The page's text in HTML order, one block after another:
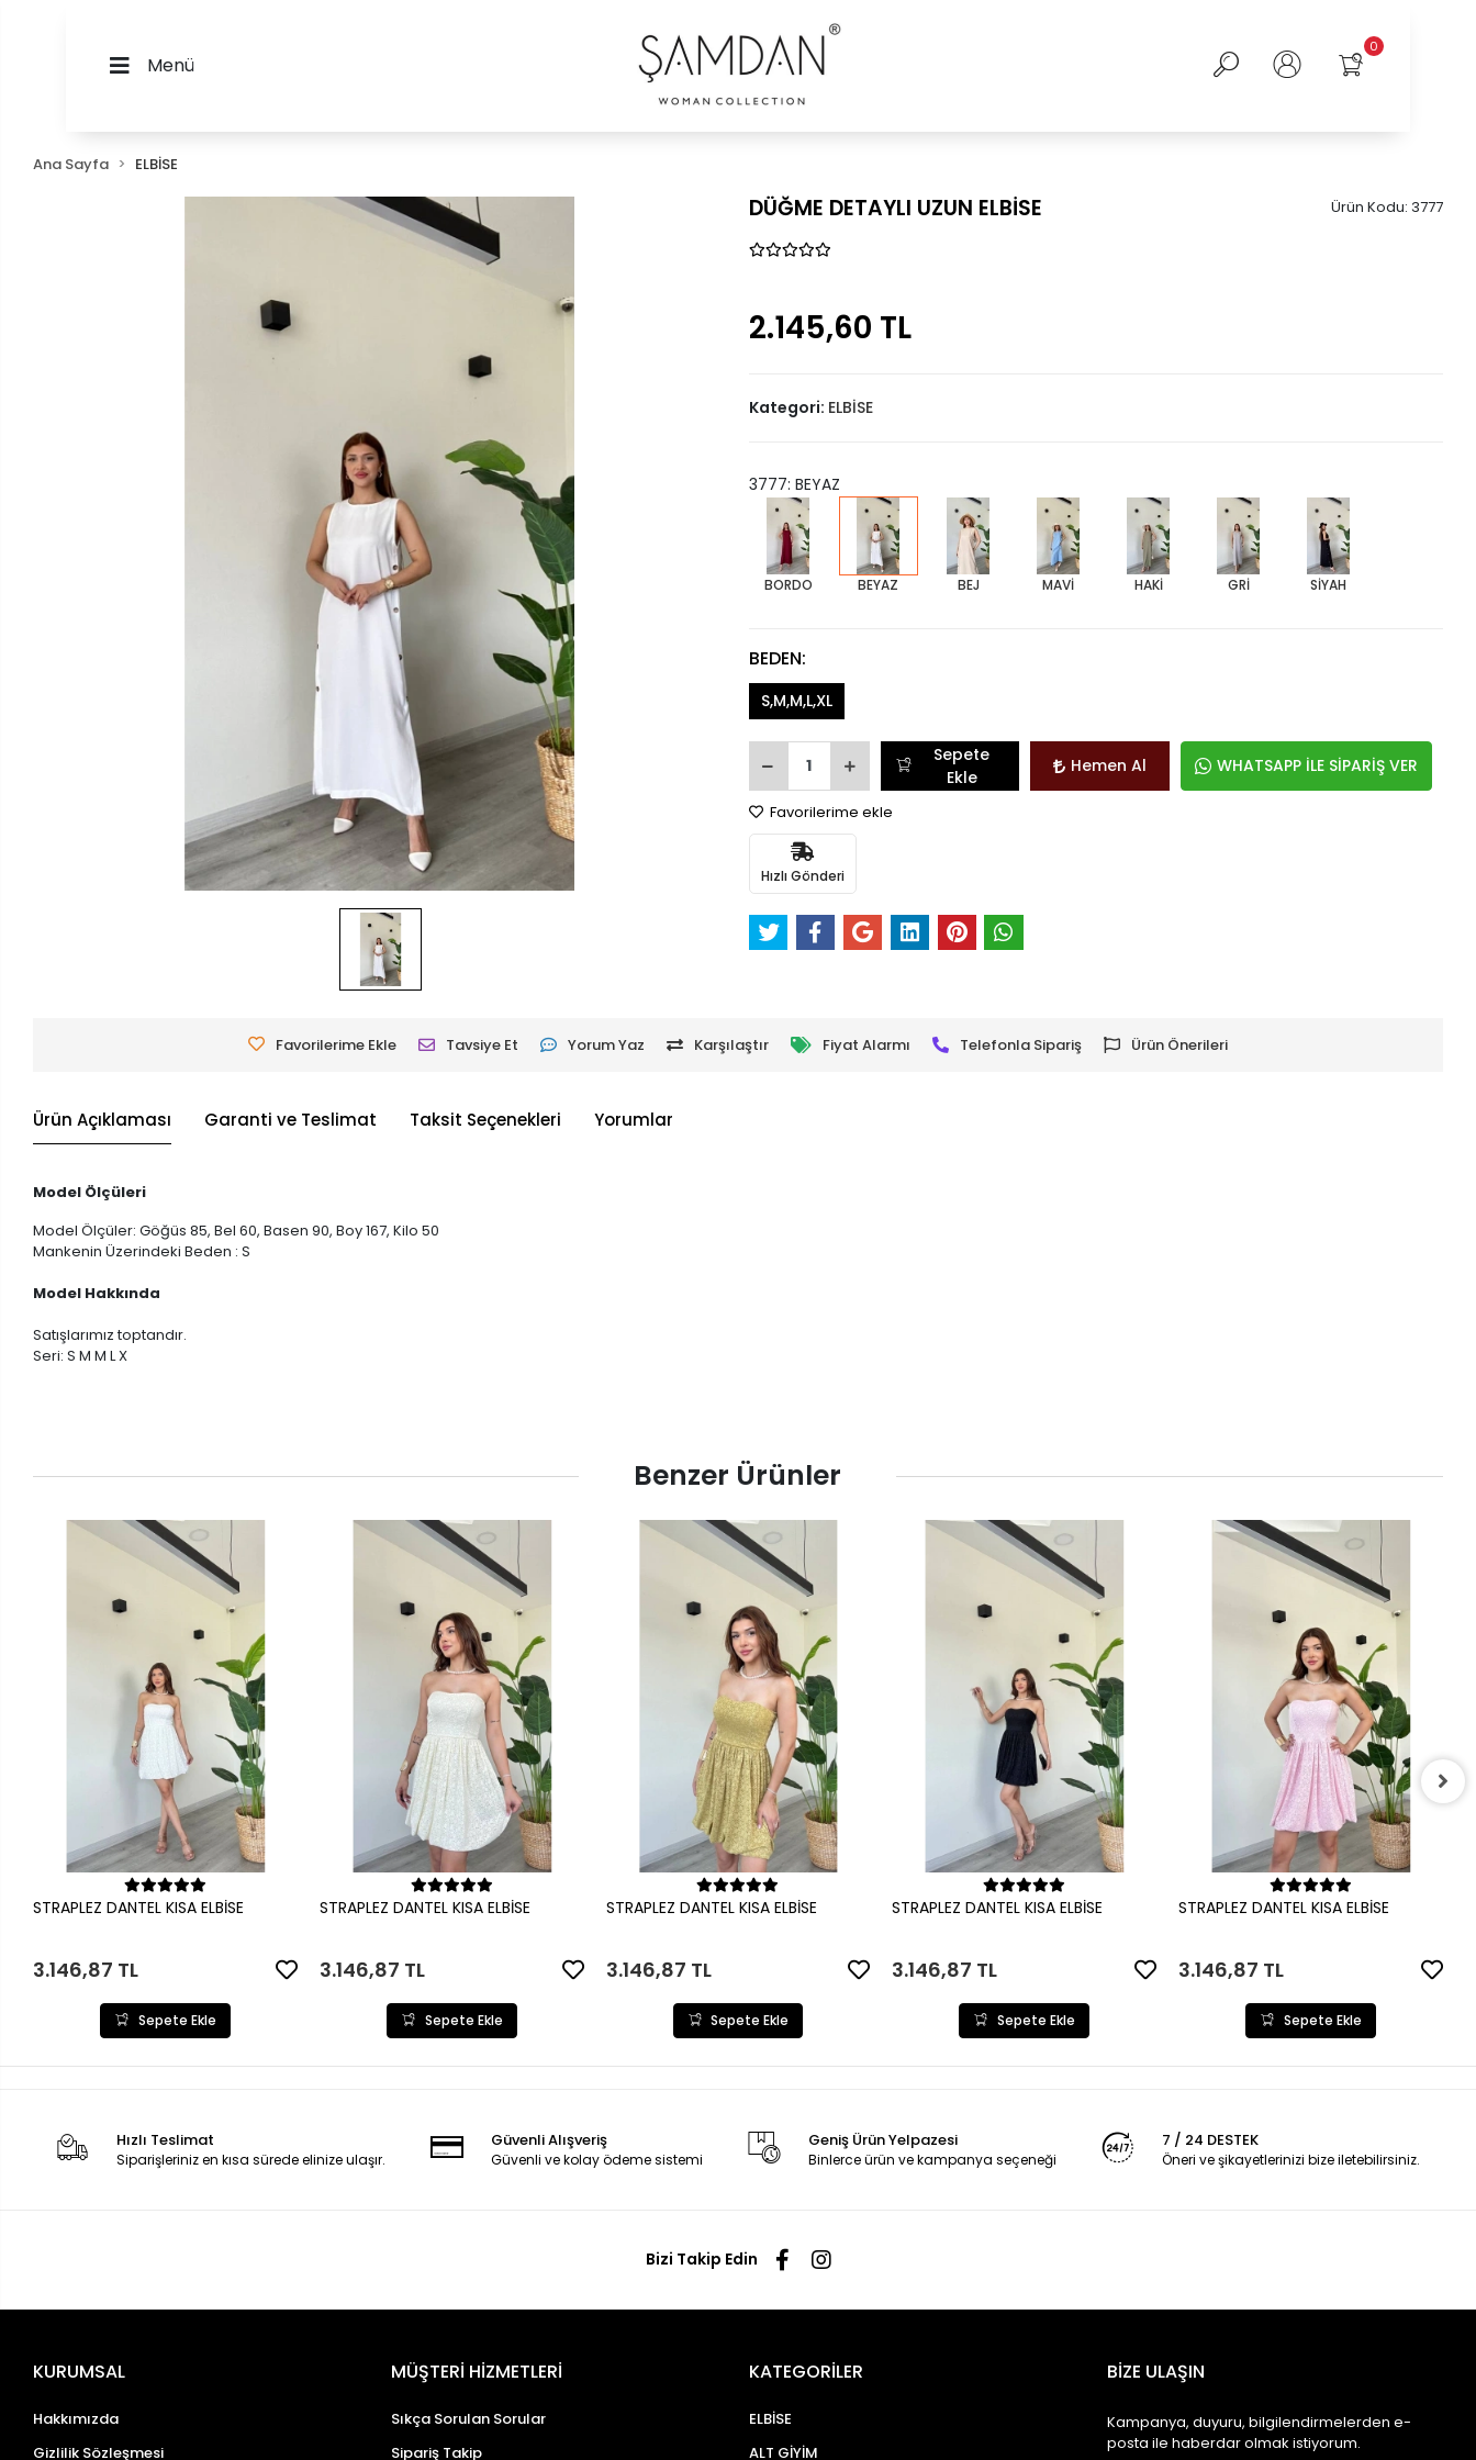
Menü
0
Ana Sayfa ELBİSE
DÜĞME DETAYLI UZUN ELBİSE Ürün Kodu: 3777
2.145,60 TL
Kategori: ELBİSE
3777: BEYAZ
BORDO BEYAZ BEJ MAVİ HAKİ GRİ SİYAH
BEDEN:
S,M,M,L,XL
Sepete
Ekle
Hemen Al WHATSAPP İLE SİPARİŞ VER
Favorilerime ekle
Hızlı Gönderi
Favorilerime Ekle Tavsiye Et Yorum Yaz Karşılaştır Fiyat Alarmı Telefonla Sipariş Ürün Önerileri
Ürün Açıklaması Garanti ve Teslimat Taksit Seçenekleri Yorumlar
Model Ölçüleri
Model Ölçüler: Göğüs 85, Bel 60, Basen 90, Boy 167, Kilo 50
Mankenin Üzerindeki Beden : S
Model Hakkında
Satışlarımız toptandır.
Seri: S M M L X
Benzer Ürünler
Sepete Ekle
STRAPLEZ DANTEL KISA ELBİSE
3.146,87 TL
Sepete Ekle
Sepete Ekle
STRAPLEZ DANTEL KISA ELBİSE
3.146,87 TL
Sepete Ekle
Sepete Ekle
STRAPLEZ DANTEL KISA ELBİSE
3.146,87 TL
Sepete Ekle
Sepete Ekle
STRAPLEZ DANTEL KISA ELBİSE
3.146,87 TL
Sepete Ekle
Sepete Ekle
STRAPLEZ DANTEL KISA ELBİSE
3.146,87 TL
Sepete Ekle
Hızlı Teslimat
Siparişleriniz en kısa sürede elinize ulaşır.
Güvenli Alışveriş
Güvenli ve kolay ödeme sistemi
Geniş Ürün Yelpazesi
Binlerce ürün ve kampanya seçeneği
7 / 24 DESTEK
Öneri ve şikayetlerinizi bize iletebilirsiniz.
Bizi Takip Edin
KURUMSAL
Hakkımızda
Gizlilik Sözleşmesi
MÜŞTERİ HİZMETLERİ
Sıkça Sorulan Sorular
Sipariş Takip
KATEGORİLER
ELBİSE
ALT GİYİM
BİZE ULAŞIN
Kampanya, duyuru, bilgilendirmelerden e-
posta ile haberdar olmak istiyorum.